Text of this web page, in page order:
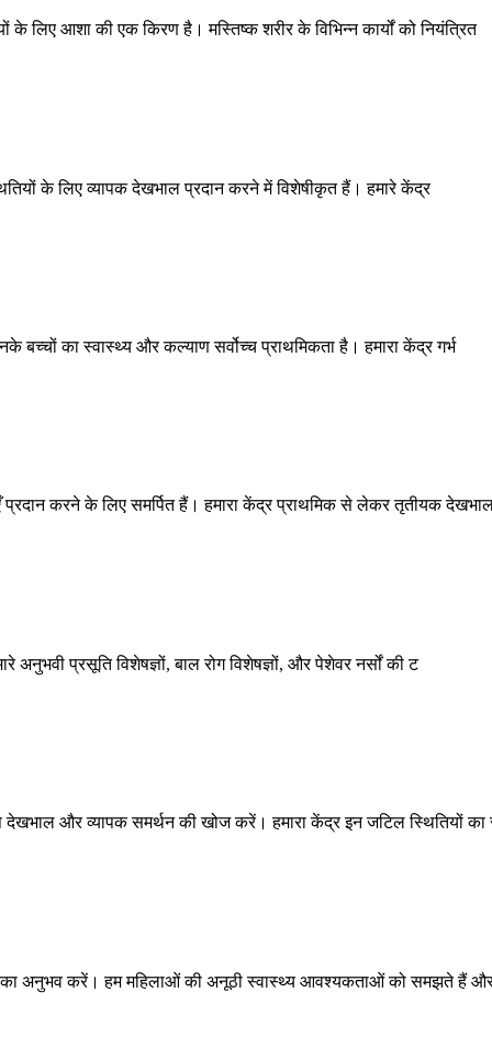
के लिए आशा की एक किरण है। मस्तिष्क शरीर के विभिन्न कार्यों को नियंत्रित
के लिए व्यापक देखभाल प्रदान करने में विशेषीकृत हैं। हमारे केंद्र
का स्वास्थ्य और कल्याण सर्वोच्च प्राथमिकता है। हमारा केंद्र गर्भ
प्रदान करने के लिए समर्पित हैं। हमारा केंद्र प्राथमिक से लेकर तृतीयक
प्रसूति विशेषज्ञों, बाल रोग विशेषज्ञों, और पेशेवर नर्सों की ट
और व्यापक समर्थन की खोज करें। हमारा केंद्र इन जटिल स्थितियों का
अनुभव करें। हम महिलाओं की अनूठी स्वास्थ्य आवश्यकताओं को समझते हैं